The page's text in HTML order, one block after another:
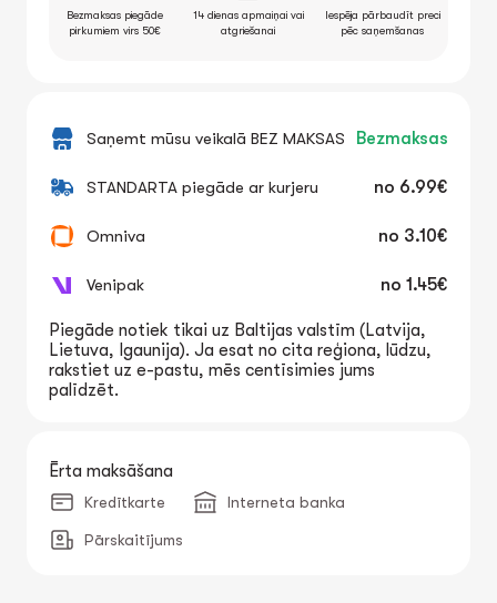
Bezmaksas piegāde
pirkumiem virs 50€
14 dienas apmaiņai vai
atgriešanai
Iespēja pārbaudīt preci
pēc saņemšanas
Saņemt mūsu veikalā BEZ MAKSAS Bezmaksas
STANDARTA piegāde ar kurjeru no 6.99€
Omniva no 3.10€
Venipak no 1.45€
Piegāde notiek tikai uz Baltijas valstīm (Latvija,
Lietuva, Igaunija). Ja esat no cita reģiona, lūdzu,
rakstiet uz e-pastu, mēs centīsimies jums
palīdzēt.
Ērta maksāšana
Kredītkarte Interneta banka
Pārskaitījums